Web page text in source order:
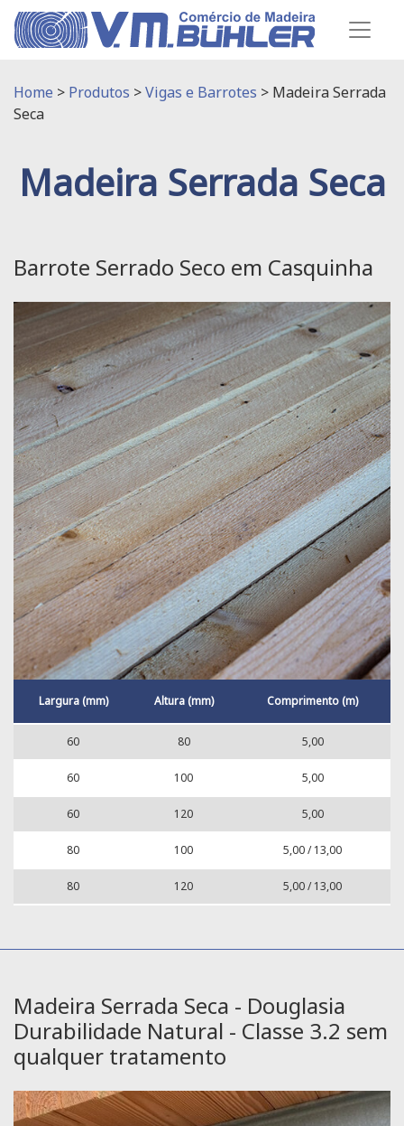
Home > Produtos >Vigas e Barrotes > Madeira Serrada
Seca
Madeira Serrada Seca
Barrote Serrado Seco em Casquinha
Largura (mm) Altura (mm) Comprimento (m)
60 80 5,00
60 100 5,00
60 120 5,00
80 100 5,00 / 13,00
80 120 5,00 / 13,00
Madeira Serrada Seca - Douglasia
Durabilidade Natural - Classe 3.2 sem
qualquer tratamento